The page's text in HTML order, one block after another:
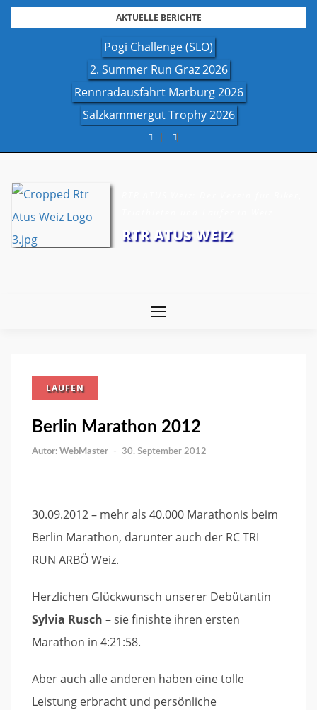
Skip
AKTUELLE BERICHTE
Pogi Challenge (SLO)
2. Summer Run Graz 2026
Rennradausfahrt Marburg 2026
Salzkammergut Trophy 2026
RTR ATUS WEIZ
LAUFEN
Berlin Marathon 2012
WebMaster - 30. September 2012
30.09.2012 – mehr als 40.000 Marathonis beim
Berlin Marathon, darunter auch der RC TRI
RUN ARBÖ Weiz.
Herzlichen Glückwunsch unserer Debütantin
Sylvia Rusch – sie finishte ihren ersten
Marathon in 4:21:58.
Aber auch alle anderen haben eine tolle
Leistung erbracht und persönliche